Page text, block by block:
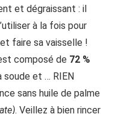
et dégraissant : il
à la fois pour
faire sa vaisselle !
composé de 72 %
soude et … RIEN
sans huile de palme
. Veillez à bien rincer